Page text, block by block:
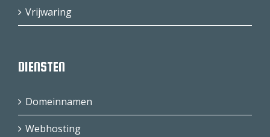
Vrijwaring
DIENSTEN
Domeinnamen
Webhosting